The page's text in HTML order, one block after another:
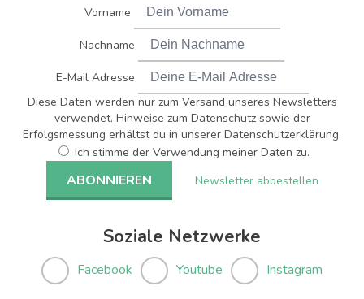
Vorname
Nachname
E-Mail Adresse
Diese Daten werden nur zum Versand unseres Newsletters
verwendet. Hinweise zum Datenschutz sowie der
Erfolgsmessung erhältst du in unserer Datenschutzerklärung.
Ich stimme der Verwendung meiner Daten zu.
Newsletter abbestellen
Soziale Netzwerke
Facebook Youtube Instagram